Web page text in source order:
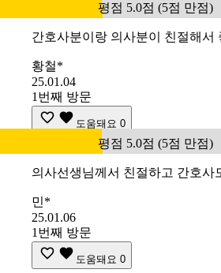
평점 5.0점 (5점 만점)
간호사분이랑 의사분이 친절해서
황철*
25.01.04
1번째 방문
도움돼요 0
평점 5.0점 (5점 만점)
의사선생님께서 친절하고 간호사
민*
25.01.06
1번째 방문
도움돼요 0